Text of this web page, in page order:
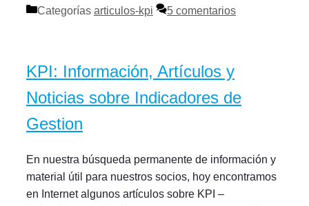
Categorías articulos-kpi 5 comentarios
KPI: Información, Artículos y
Noticias sobre Indicadores de
Gestion
En nuestra búsqueda permanente de información y
material útil para nuestros socios, hoy encontramos
en Internet algunos artículos sobre KPI –